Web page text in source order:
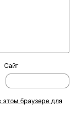
Сайт
этом браузере для